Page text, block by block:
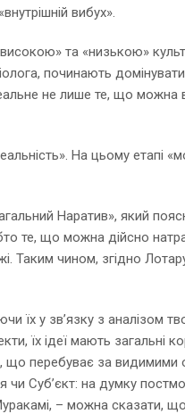
вибух».
та «низькою»
починають
не лише те, що можна
На цьому етапі
Наратив», який
те, що можна дійсно
Таким чином, згідно
їх у зв’язку з аналізом
їх ідеї мають
що перебуває за
Суб’єкт: на думку
– можна сказати,